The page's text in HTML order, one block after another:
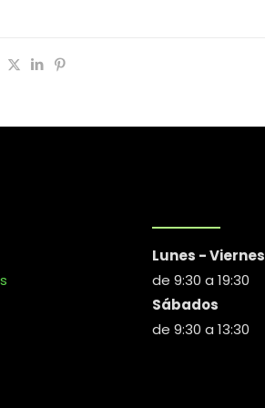
Lunes - Viernes
de 9:30 a 19:30
Sábados
de 9:30 a 13:30